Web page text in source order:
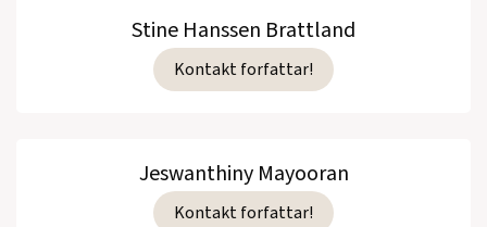
Stine Hanssen Brattland
Kontakt forfattar!
Jeswanthiny Mayooran
Kontakt forfattar!